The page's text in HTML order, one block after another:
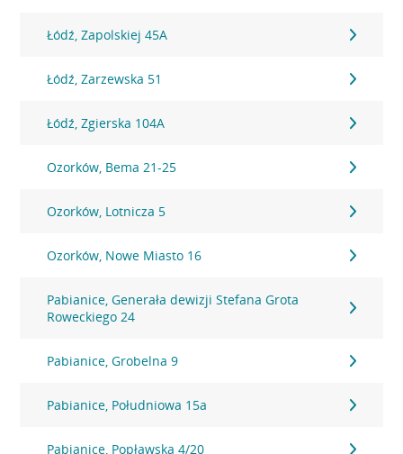
Łódź, Zapolskiej 45A
Łódź, Zarzewska 51
Łódź, Zgierska 104A
Ozorków, Bema 21-25
Ozorków, Lotnicza 5
Ozorków, Nowe Miasto 16
Pabianice, Generała dewizji Stefana Grota
Roweckiego 24
Pabianice, Grobelna 9
Pabianice, Południowa 15a
Pabianice, Popławska 4/20